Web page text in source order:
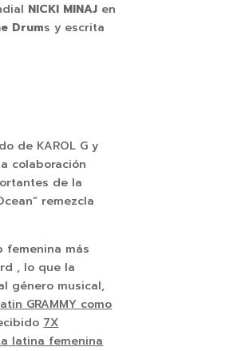
NICKI MINAJ en
Drums y escrita
de KAROL G y
colaboración
de la
remezcla
femenina más
, lo que la
género musical,
GRAMMY como
7X
latina femenina